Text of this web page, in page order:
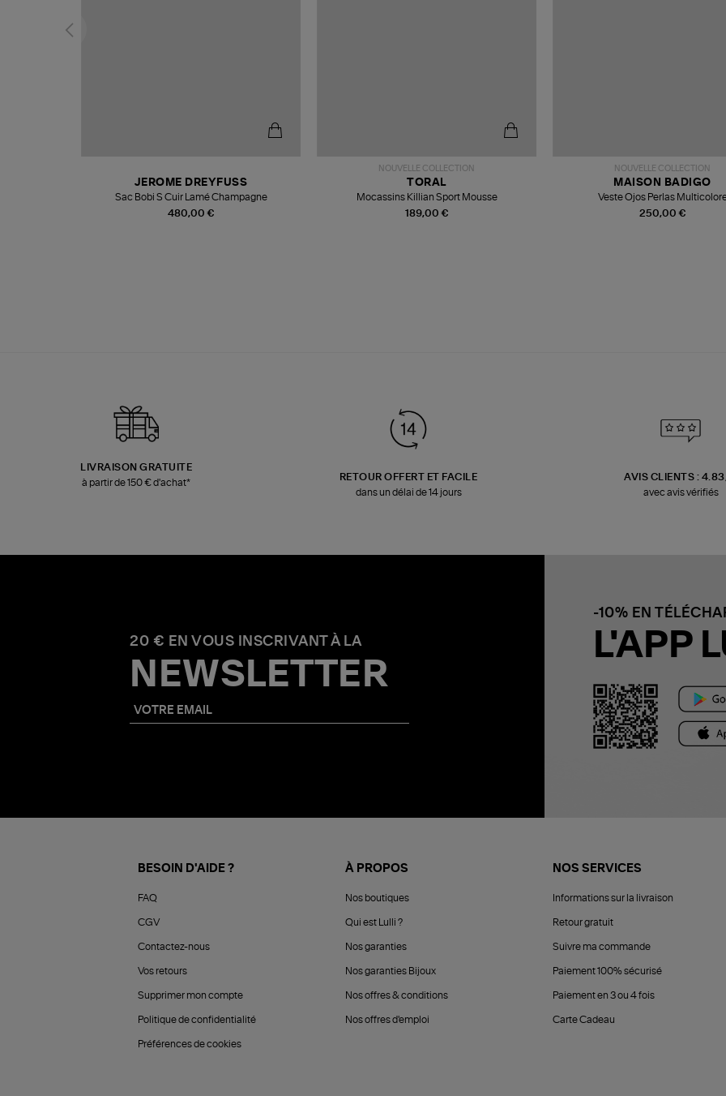
480,00 €
JEROME DREYFUSS
Sac Bobi S Cuir Lamé Champagne
NOUVELLE COLLECTION
189,00 €
TORAL
Mocassins Killian Sport Mousse
NOUVELLE COLLECTION
250,00 €
MAISON BADIGO
Veste Ojos Perlas
LIVRAISON GRATUITE
à partir de 150 € d'achat*
RETOUR OFFERT ET FACILE
dans un délai de 14 jours
AVIS CLIENTS :
avec avis vérifiés
20 € EN VOUS INSCRIVANT À LA
NEWSLETTER
-10% EN
L'APP
BESOIN D'AIDE ?
FAQ
CGV
Contactez-nous
Vos retours
Supprimer mon compte
Politique de confidentialité
Préférences de cookies
À PROPOS
Nos boutiques
Qui est Lulli ?
Nos garanties
Nos garanties Bijoux
Nos offres & conditions
Nos offres d'emploi
NOS SERVICES
Informations sur la livraison
Retour gratuit
Suivre ma commande
Paiement 100% sécurisé
Paiement en 3 ou 4 fois
Carte Cadeau